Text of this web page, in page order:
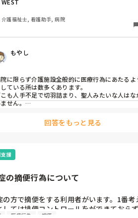
為ではないのか？という仕事まで振られて
毎日です...
って働くべきか見切りをつけるべきか悩
WEST
介護福祉士, 看護助手, 病院
もやし
に限らず介護施設全般的に医療行為にあたるよ
ている所は数多くあります。
こも人手不足で切羽詰まり、聖人みたいな人はな
せん。
しないと後々しんどいと思います。
回答をもっと見る
支援
の摘便行為について
の方で摘便をする利用者がいます。1番考
しては排便コントロールをができておら
医療行為 排便